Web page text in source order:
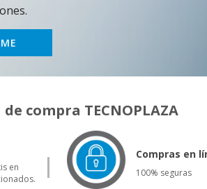
compra TECNOPLAZA
en
Compras en
100% seguras